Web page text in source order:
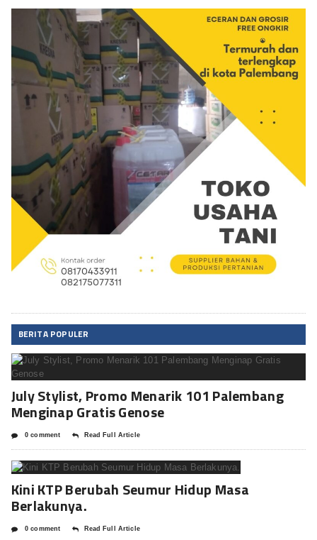
BERITA POPULER
July Stylist, Promo Menarik 101 Palembang
Menginap Gratis Genose
0 comment Read Full Article
Kini KTP Berubah Seumur Hidup Masa
Berlakunya.
0 comment Read Full Article